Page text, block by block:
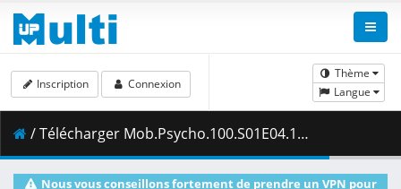
Thème
Langue
Inscription Connexion
/ Télécharger Mob.Psycho.100.S01E04.1080p.Blu-Ray.10-Bit.Dual-Audio.TrueHD.x265-iAHD.mkv.003 ( 404.87 MB )
Nous vous conseillons fortement de prendre un VPN pour